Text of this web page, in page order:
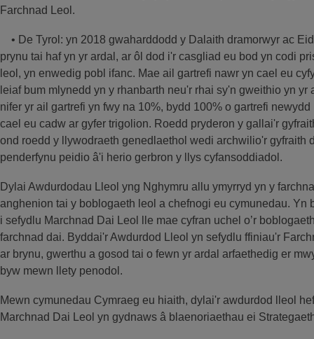
Farchnad Leol.
• De Tyrol: yn 2018 gwaharddodd y Dalaith dramorwyr ac
prynu tai haf yn yr ardal, ar ôl dod i'r casgliad eu bod yn codi
leol, yn enwedig pobl ifanc. Mae ail gartrefi nawr yn cael eu
leiaf bum mlynedd yn y rhanbarth neu'r rhai sy'n gweithio yn
nifer yr ail gartrefi yn fwy na 10%, bydd 100% o gartrefi
cael eu cadw ar gyfer trigolion. Roedd pryderon y gallai'r
ond roedd y llywodraeth genedlaethol wedi archwilio'r gyfraith
penderfynu peidio â'i herio gerbron y llys cyfansoddiadol.
Dylai Awdurdodau Lleol yng Nghymru allu ymyrryd yn y
anghenion tai y boblogaeth leol a chefnogi eu cymunedau. Yn
i sefydlu Marchnad Dai Leol lle mae cyfran uchel o’r
farchnad dai. Byddai'r Awdurdod Lleol yn sefydlu ffiniau'r
ar brynu, gwerthu a gosod tai o fewn yr ardal arfaethedig er
byw mewn llety penodol.
Mewn cymunedau Cymraeg eu hiaith, dylai'r awdurdod lleol
Marchnad Dai Leol yn gydnaws â blaenoriaethau ei